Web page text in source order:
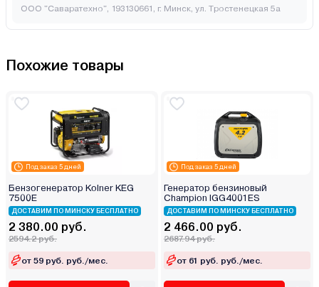
ООО "Саваратехно", 193130661, г. Минск, ул. Тростенецкая 5а
Похожие товары
Под заказ 5 дней
Бензогенератор Kolner KEG
7500E
ДОСТАВИМ ПО МИНСКУ БЕСПЛАТНО
2 380.00 руб.
2594.2 руб.
от 59 руб. руб./мес.
Под заказ 5 дней
Генератор бензиновый
Champion IGG4001ES
ДОСТАВИМ ПО МИНСКУ БЕСПЛАТНО
2 466.00 руб.
2687.94 руб.
от 61 руб. руб./мес.